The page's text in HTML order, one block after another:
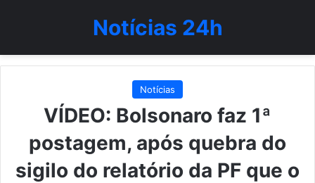
Notícias 24h
Notícias
VÍDEO: Bolsonaro faz 1ª
postagem, após quebra do
sigilo do relatório da PF que o